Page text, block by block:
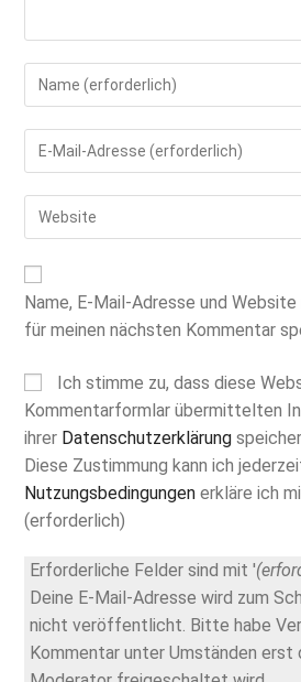
oder
Benutzernamen
zum
Kommentieren
ein
Mail-
Adresse
Kommentieren
ein
URL
ein
(optional)
Name, E-Mail-Adresse und
für meinen nächsten Kommentar
Ich stimme zu, dass diese
Kommentarformlar übermittelten
ihrer Datenschutzerklärung
Diese Zustimmung kann ich
Nutzungsbedingungen erkläre ich
(erforderlich)
Erforderliche Felder sind mit '
Deine E-Mail-Adresse wird zum
nicht veröffentlicht. Bitte habe
Kommentar unter Umständen erst